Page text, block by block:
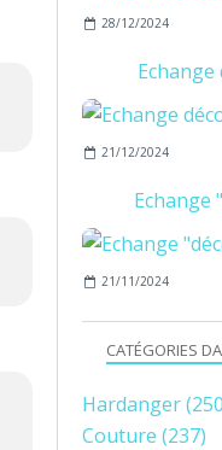
28/12/2024
21/12/2024
Echange
21/11/2024
CATÉGORIES
Hardanger
Couture (237)